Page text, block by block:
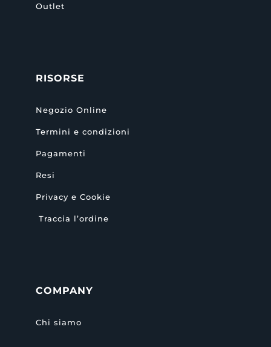
Outlet
RISORSE
Negozio Online
Termini e condizioni
Pagamenti
Resi
Privacy e Cookie
Traccia l’ordine
COMPANY
Chi siamo